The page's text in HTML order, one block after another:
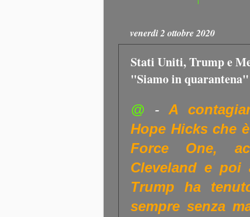
venerdì 2 ottobre 2020
Stati Uniti, Trump e
"Siamo in quarantena"
@ -A
Hope Hicks che
Force One,
Cleveland e poi
Trump ha
sempre senza